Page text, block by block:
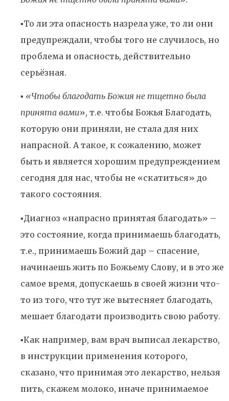
▪️То ли эта опасность назрела уже, то ли они
предупреждали, чтобы того не случилось, но
проблема и опасность, действительно
серьёзная.
▪️ «Чтобы благодать Божия не тщетно была
принята вами», т.е. чтобы Божья Благодать,
которую они приняли, не стала для них
напрасной. А такое, к сожалению, может
быть и является хорошим предупреждением
сегодня для нас, чтобы не «скатиться» до
такого состояния.
▪️Диагноз «напрасно принятая благодать» –
это состояние, когда принимаешь благодать,
т.е., принимаешь Божий дар – спасение,
начинаешь жить по Божьему Слову, и в это же
самое время, допускаешь в своей жизни что-
то из того, что тут же вытесняет благодать,
мешает благодати производить свою работу.
▪️Как например, вам врач выписал лекарство,
в инструкции применения которого,
сказано, что принимая это лекарство, нельзя
пить, скажем молоко, иначе принимаемое